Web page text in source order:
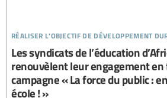
réaliser l’objectif de développement
Les syndicats de l’éducation
renouvèlent leur engagement en
campagne « La force du public :
école ! »